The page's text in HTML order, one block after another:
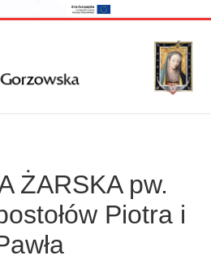
ŻARSKA pw.
Piotra i